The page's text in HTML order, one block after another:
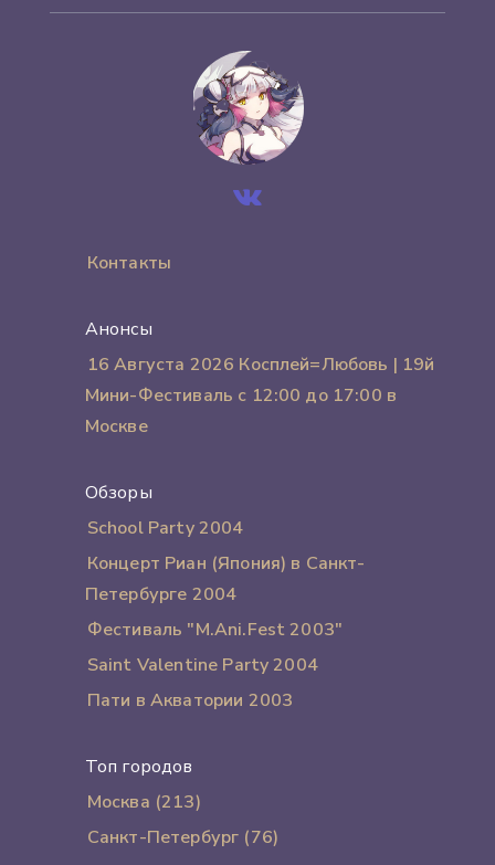
Контакты
Анонсы
16 Августа 2026 Косплей=Любовь | 19й
Мини-Фестиваль с 12:00 до 17:00 в
Москве
Обзоры
School Party 2004
Концерт Риан (Япония) в Санкт-
Петербурге 2004
Фестиваль "M.Ani.Fest 2003"
Saint Valentine Party 2004
Пати в Акватории 2003
Топ городов
Москва (213)
Санкт-Петербург (76)